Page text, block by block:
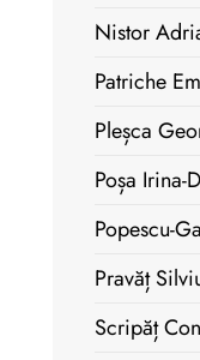
Nistor
Patriche
Pleșca
Poșa Irina-
Popescu-
Pravăț
Scripăț